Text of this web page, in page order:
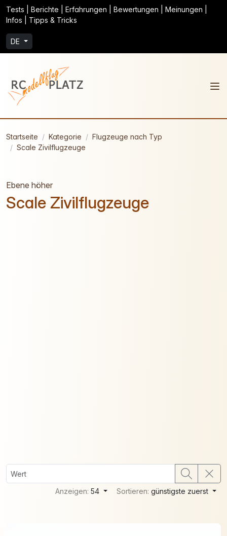
Tests | Berichte | Erfahrungen | Bewertungen | Meinungen |
Infos | Tipps & Tricks
DE
Startseite Kategorie
Flugzeuge nach Typ
Scale Zivilflugzeuge
Ebene höher
Scale Zivilflugzeuge
Anzeigen:54 Sortieren:günstigste zuerst